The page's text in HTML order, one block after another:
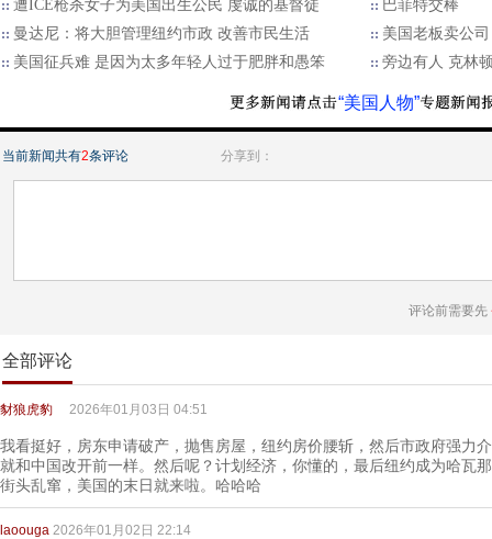
遭ICE枪杀女子为美国出生公民 虔诚的基督徒
巴菲特交棒
曼达尼：将大胆管理纽约市政 改善市民生活
美国老板卖公
美国征兵难 是因为太多年轻人过于肥胖和愚笨
旁边有人 克林
“美国人物”
当前新闻共有2条评论 分享到：
评论前需要先
全部评论
豺狼虎豹 2026年01月03日 04:51
我看挺好，房东申请破产，抛售房屋，纽约房价腰斩，然后市政府强力
就和中国改开前一样。然后呢？计划经济，你懂的，最后纽约成为哈瓦
街头乱窜，美国的末日就来啦。哈哈哈
laoouga 2026年01月02日 22:14